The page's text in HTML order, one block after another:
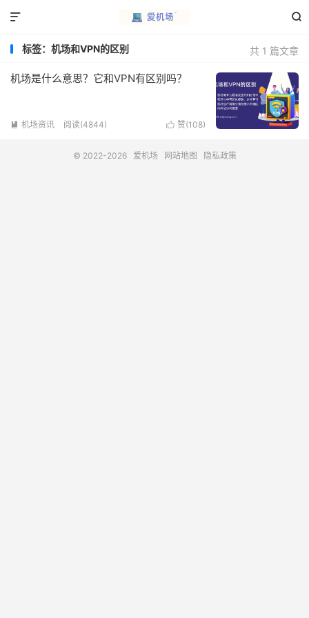


共 1 篇文章
标签：机场和VPN的区别
机场是什么意思？它和VPN有区别吗？
 赞(108)
 机场资讯 阅读(4844)
© 2022-2026 爱机场 网站地图 隐私政策